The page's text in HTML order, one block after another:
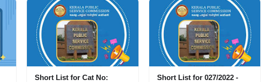
Short List for Cat No:
Short List for 027/2022 -